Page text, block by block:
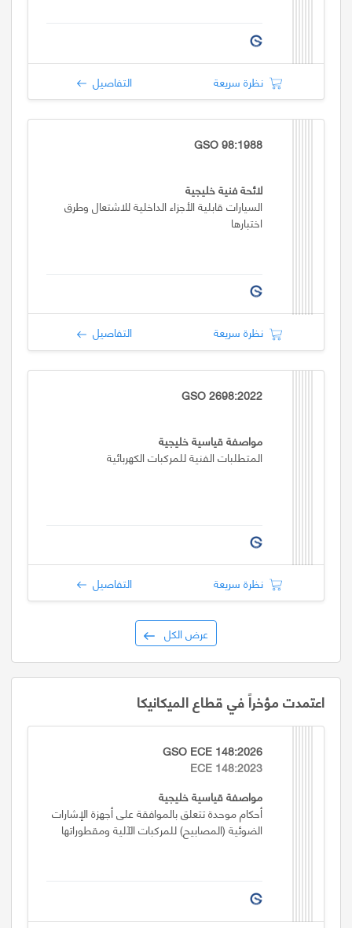
نظرة سريعة التفاصيل
GSO 98:1988
لائحة فنية خليجية
السيارات قابلية الأجزاء الداخلية للاشتعال وطرق
اختبارها
نظرة سريعة التفاصيل
GSO 2698:2022
مواصفة قياسية خليجية
المتطلبات الفنية للمركبات الكهربائية
نظرة سريعة التفاصيل
عرض الكل
اعتمدت مؤخراً في قطاع الميكانيكا
GSO ECE 148:2026
ECE 148:2023
مواصفة قياسية خليجية
أحكام موحدة تتعلق بالموافقة على أجهزة الإشارات
الضوئية (المصابيح) للمركبات الآلية ومقطوراتها